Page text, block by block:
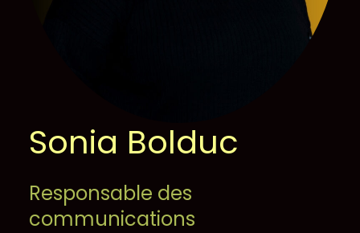
Sonia Bolduc
Responsable des
communications